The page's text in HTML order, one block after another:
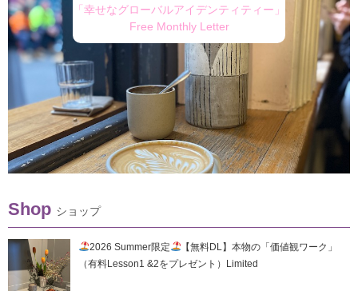
「幸せなグローバルアイデンティティー」
Free Monthly Letter
Shop ショップ
2026 Summer限定
【無料DL】本物の「価値観ワーク」
（有料Lesson1 &2をプレゼント）Limited